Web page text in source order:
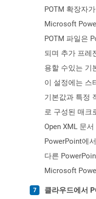
POTM 확장자
Microsoft
POTM 파일은
되며 추가 프레
용할 수있는 기
이 설정에는 스
기본값과 특정
로 구성된 매크
Open XML 문
PowerPoint에
다른
Microsoft
클라우드에서